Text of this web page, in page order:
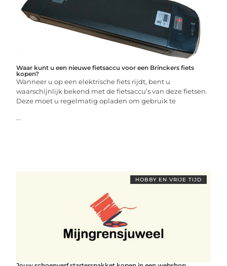
Waar kunt u een nieuwe fietsaccu voor een Brinckers fiets
kopen?
Wanneer u op een elektrische fiets rijdt, bent u
waarschijnlijk bekend met de fietsaccu’s van deze fietsen.
Deze moet u regelmatig opladen om gebruik te
...
HOBBY EN VRIJE TIJD